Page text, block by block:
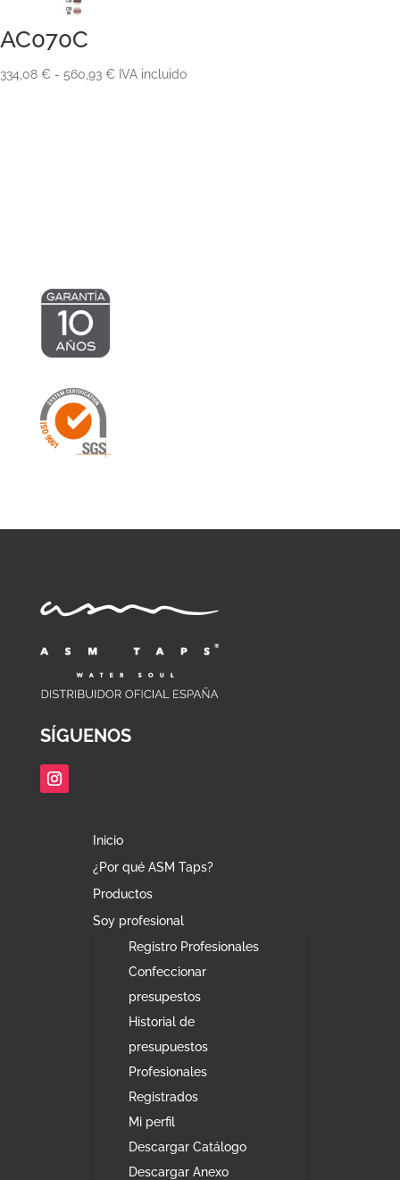
AC070C
334,08 € - 560,93 €Rango
IVA incluido
SÍGUENOS
Inicio
¿Por qué ASM Taps?
Productos
Soy profesional
Registro Profesionales
Confeccionar
presupestos
Historial de
presupuestos
Profesionales
Registrados
Mi perfil
Descargar Catálogo
Descargar Anexo